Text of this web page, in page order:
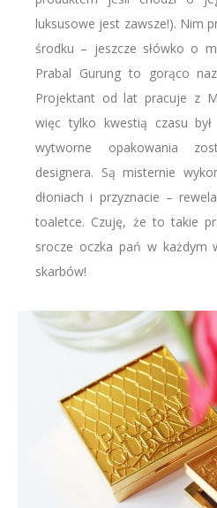
luksusowe jest zawsze!). Nim
środku – jeszcze słówko o
Prabal Gurung to gorąco
Projektant od lat pracuje z
więc tylko kwestią czasu
wytworne opakowania
designera. Są misternie
dłoniach i przyznacie –
toaletce. Czuję, że to takie
srocze oczka pań w każdym
skarbów!